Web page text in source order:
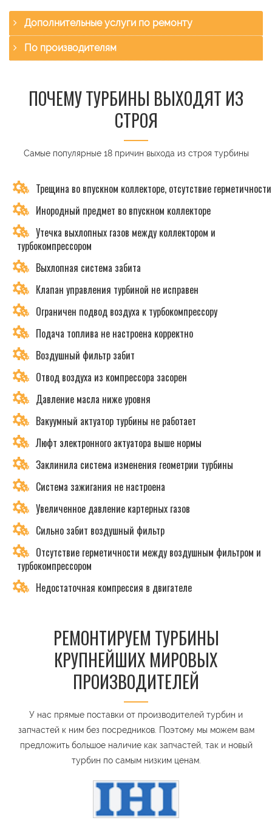
Дополнительные услуги по ремонту
По производителям
ПОЧЕМУ ТУРБИНЫ ВЫХОДЯТ ИЗ
СТРОЯ
Самые популярные 18 причин выхода из строя турбины
Трещина во впускном коллекторе, отсутствие герметичности
Инородный предмет во впускном коллекторе
Утечка выхлопных газов между коллектором и
турбокомпрессором
Выхлопная система забита
Клапан управления турбиной не исправен
Ограничен подвод воздуха к турбокомпрессору
Подача топлива не настроена корректно
Воздушный фильтр забит
Отвод воздуха из компрессора засорен
Давление масла ниже уровня
Вакуумный актуатор турбины не работает
Люфт электронного актуатора выше нормы
Заклинила система изменения геометрии турбины
Система зажигания не настроена
Увеличенное давление картерных газов
Сильно забит воздушный фильтр
Отсутствие герметичности между воздушным фильтром и
турбокомпрессором
Недостаточная компрессия в двигателе
РЕМОНТИРУЕМ ТУРБИНЫ
КРУПНЕЙШИХ МИРОВЫХ
ПРОИЗВОДИТЕЛЕЙ
У нас прямые поставки от производителей турбин и
запчастей к ним без посредников. Поэтому мы можем вам
предложить большое наличие как запчастей, так и новый
турбин по самым низким ценам.